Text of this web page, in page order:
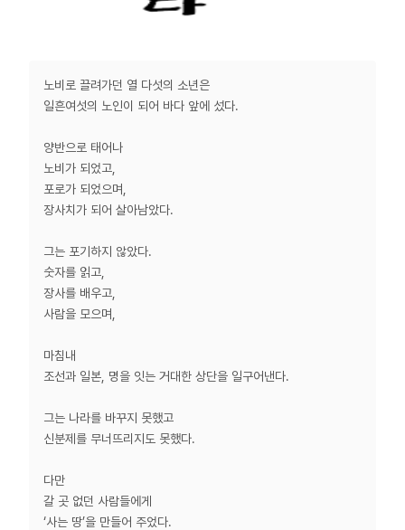
노비로 끌려가던 열 다섯의 소년은
일흔여섯의 노인이 되어 바다 앞에 섰다.
양반으로 태어나
노비가 되었고,
포로가 되었으며,
장사치가 되어 살아남았다.
그는 포기하지 않았다.
숫자를 읽고,
장사를 배우고,
사람을 모으며,
마침내
조선과 일본, 명을 잇는 거대한 상단을 일구어낸다.
그는 나라를 바꾸지 못했고
신분제를 무너뜨리지도 못했다.
다만
갈 곳 없던 사람들에게
‘사는 땅’을 만들어 주었다.